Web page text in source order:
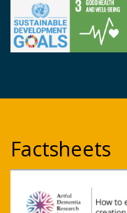
Factsheets